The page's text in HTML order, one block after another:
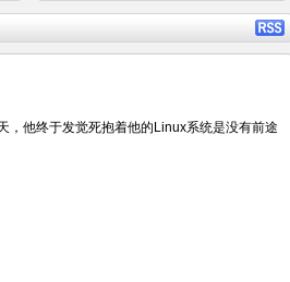
容 详细内容
，他终于发觉死抱着他的Linux系统是没有前途